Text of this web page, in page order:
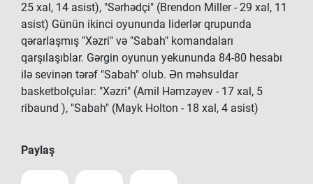
25 xal, 14 asist), "Sərhədçi" (Brendon Miller - 29 xal, 11
asist) Günün ikinci oyununda liderlər qrupunda
qərarlaşmış "Xəzri" və "Sabah" komandaları
qarşılaşıblar. Gərgin oyunun yekununda 84-80 hesabı
ilə sevinən tərəf "Sabah" olub. Ən məhsuldar
basketbolçular: "Xəzri" (Amil Həmzəyev - 17 xal, 5
ribaund ), "Sabah" (Mayk Holton - 18 xal, 4 asist)
Paylaş